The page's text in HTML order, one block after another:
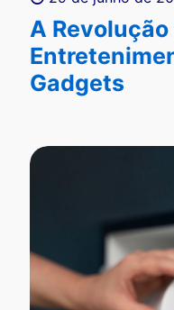
A Revolução
Gadgets